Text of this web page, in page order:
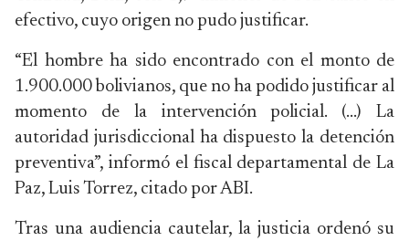
efectivo, cuyo origen no pudo justificar.
“El hombre ha sido encontrado con el monto de
1.900.000 bolivianos, que no ha podido justificar al
momento de la intervención policial. (…) La
autoridad jurisdiccional ha dispuesto la detención
preventiva”, informó el fiscal departamental de La
Paz, Luis Torrez, citado por ABI.
Tras una audiencia cautelar, la justicia ordenó su